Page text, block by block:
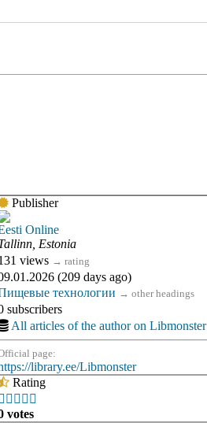
Publisher
Online
Estonia
views → rating
(209 days ago)
технологии → other headings
subscribers
All articles of the author on Libmonster
page:
library.ee/Libmonster
Rating
    
votes